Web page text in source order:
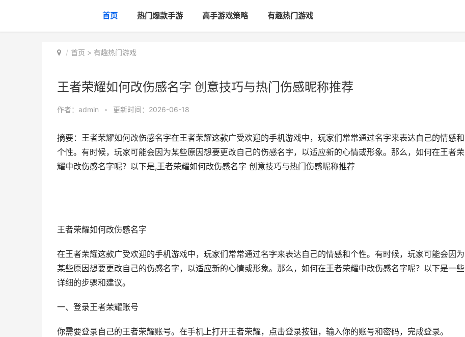
首页 热门爆款手游 高手游戏策略 有趣热门游戏
首页 > 有趣热门游戏
王者荣耀如何改伤感名字 创意技巧与热门伤感昵称推荐
作者： admin • 更新时间：2026-06-18
摘要：王者荣耀如何改伤感名字在王者荣耀这款广受欢迎的手机游戏中，玩家们常常通过名字来表达自己的情感和
个性。有时候，玩家可能会因为某些原因想要更改自己的伤感名字，以适应新的心情或形象。那么，如何在王者荣
耀中改伤感名字呢？以下是,王者荣耀如何改伤感名字 创意技巧与热门伤感昵称推荐
王者荣耀如何改伤感名字
在王者荣耀这款广受欢迎的手机游戏中，玩家们常常通过名字来表达自己的情感和个性。有时候，玩家可能会因为
某些原因想要更改自己的伤感名字，以适应新的心情或形象。那么，如何在王者荣耀中改伤感名字呢？以下是一些
详细的步骤和建议。
一、登录王者荣耀账号
你需要登录自己的王者荣耀账号。在手机上打开王者荣耀，点击登录按钮，输入你的账号和密码，完成登录。